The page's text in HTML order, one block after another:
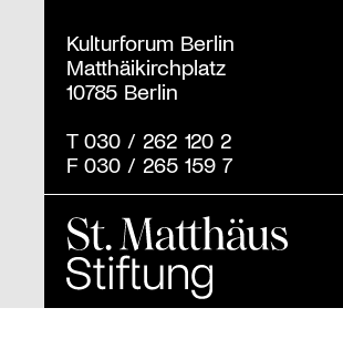
Kulturforum Berlin
Matthäikirchplatz
10785 Berlin
T 030 / 262 120 2
F 030 / 265 159 7